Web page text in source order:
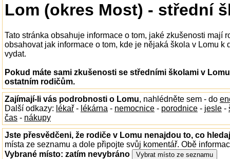
Lom (okres Most) - střední
Tato stránka obsahuje informace o tom, jaké zkušenosti mají
obsahovat jak informace o tom, kde je nějaká škola v Lomu k
vydat.
Pokud máte sami zkušenosti se středními školami v
ostatním rodičům.
Zajímají-li vás podrobnosti o Lomu, nahlédněte sem - do
Další odkazy: lékař - lékárna - nemocnice - porodnice - jesle -
čas - nákupy
Jste přesvědčeni, že rodiče v Lomu nenajdou to, co
místa ze seznamu a dole připojte svůj komentář. Obě
Vybrané místo: zatím nevybráno